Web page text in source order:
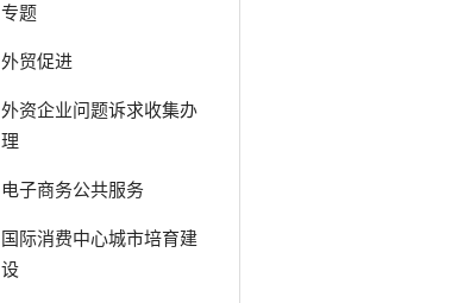
专题
外贸促进
外资企业问题诉求收集办
理
电子商务公共服务
国际消费中心城市培育建
设